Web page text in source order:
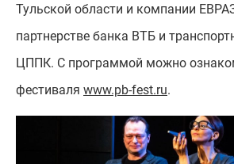
Тульской области и компании
партнерстве банка ВТБ и
ЦППК. С программой можно
фестиваля www.pb-fest.ru.